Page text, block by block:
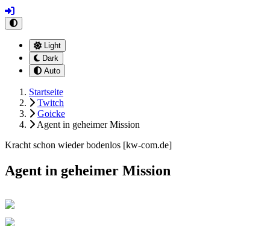
Light
Dark
Auto
Startseite
Twitch
Goicke
Agent in geheimer Mission
Kracht schon wieder bodenlos [kw-com.de]
Agent in geheimer Mission